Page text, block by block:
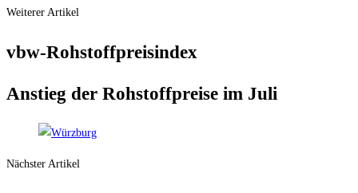
Weiterer Artikel
vbw-Roh­stoff­preis­in­dex
Anstieg der Roh­stoff­prei­se im Juli
Nächster Artikel